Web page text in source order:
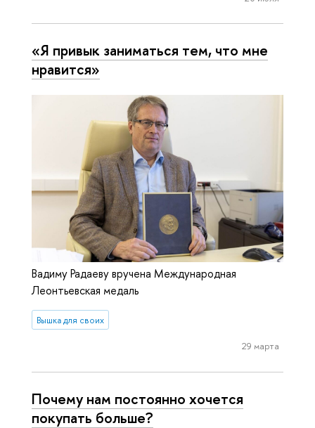
«Я привык заниматься тем, что мне
нравится»
Вадиму Радаеву вручена Международная
Леонтьевская медаль
Вышка для своих
29 марта
Почему нам постоянно хочется
покупать больше?